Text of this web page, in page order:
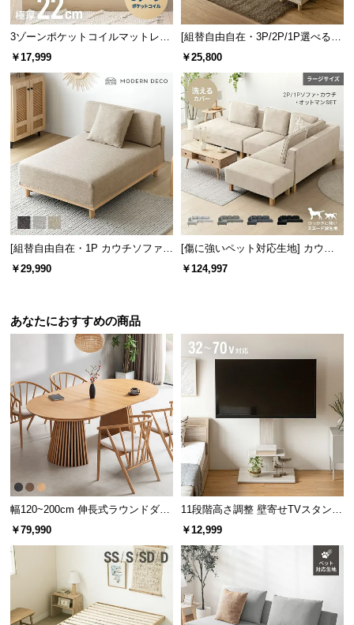
o.,
3ゾーンポケットコイルマットレス
厚さ22cm D
￥17,999
[組替自由自在・3P/2P/1P選べる]
モジュールソファ アームレス 天然
￥25,800
[組替自由自在・1P カウチソファ]
モジュールソファ アームレス 天然
￥29,990
[傷に強いペット対応生地] カウチ
ソファセット 組替自由自在（カウ
￥124,997
あなたにおすすめの商品
幅120~200cm 伸長式ラウンドダイ
ニングテーブル 6人掛け 天然木突
板 美しい格子デザイン
￥79,990
11段階高さ調整 壁寄せTVスタンド
キャスター付き 上下左右角度調節
￥12,999